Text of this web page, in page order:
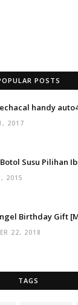
POSTS
handy
2017
Botol Susu Pilihan
2015
Birthday Gift
22, 2018
TAGS